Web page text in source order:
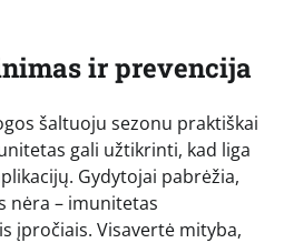
ir prevencija
šaltuoju sezonu praktiškai
gali užtikrinti, kad liga
Gydytojai pabrėžia,
nėra – imunitetas
įpročiais. Visavertė mityba,